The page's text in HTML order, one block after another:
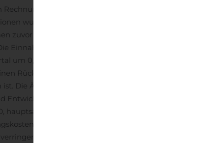
Rechnungslegungspraktiken (GAAP) vorlegen und
wurden gemäß US-GAAP erstellt. Es ist nicht zu
zuvor gemäß den International Financial Reporting
Einnahmen aus der Zusammenarbeit für die
um 0,4 Mio. USD zurück, was hauptsächlich auf
Rückgang der Einnahmen aus Erstattungen im
Die Änderung der Wechselkurse hatte keinen
Entwicklungskosten für das Quartal zum 30. Juni
hauptsächlich aufgrund eines Anstiegs der
in Bezug auf die Programme des
verringerte sich die aktienbasierte Vergütung, die in